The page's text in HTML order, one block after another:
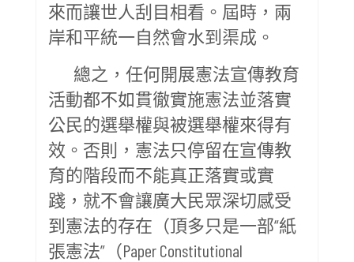
來而讓世人刮目相看。屆時，兩
岸和平統一自然會水到渠成。
總之，任何開展憲法宣傳教育
活動都不如貫徹實施憲法並落實
公民的選舉權與被選舉權來得有
效。否則，憲法只停留在宣傳教
育的階段而不能真正落實或實
踐，就不會讓廣大民眾深切感受
到憲法的存在（頂多只是一部“紙
張憲法”（Paper Constitutional